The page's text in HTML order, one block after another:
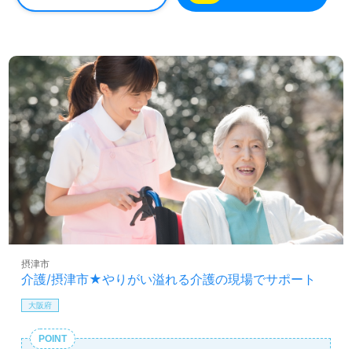
介護/摂津市★やりがい溢れる介護の現場でサポート
摂津市
大阪府
POINT